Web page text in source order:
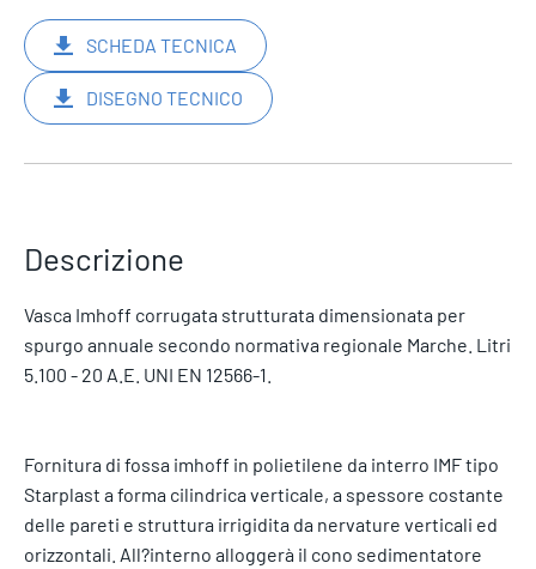
SCHEDA TECNICA
DISEGNO TECNICO
Descrizione
Vasca Imhoff corrugata strutturata dimensionata per
spurgo annuale secondo normativa regionale Marche. Litri
5.100 - 20 A.E. UNI EN 12566-1.
Fornitura di fossa imhoff in polietilene da interro IMF tipo
Starplast a forma cilindrica verticale, a spessore costante
delle pareti e struttura irrigidita da nervature verticali ed
orizzontali. All?interno alloggerà il cono sedimentatore